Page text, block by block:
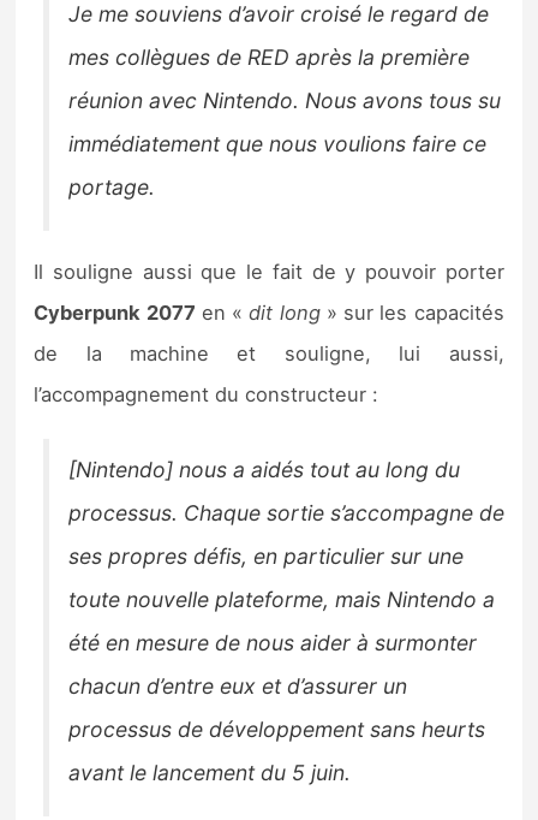
Je me souviens d’avoir croisé le regard de
mes collègues de RED après la première
réunion avec Nintendo. Nous avons tous su
immédiatement que nous voulions faire ce
portage.
Il souligne aussi que le fait de y pouvoir porter
Cyberpunk 2077 en «dit long» sur les capacités
de la machine et souligne, lui aussi,
l’accompagnement du constructeur :
[Nintendo]nous a aidés tout au long du
processus. Chaque sortie s’accompagne de
ses propres défis, en particulier sur une
toute nouvelle plateforme, mais Nintendo a
été en mesure de nous aider à surmonter
chacun d’entre eux et d’assurer un
processus de développement sans heurts
avant le lancement du 5 juin.